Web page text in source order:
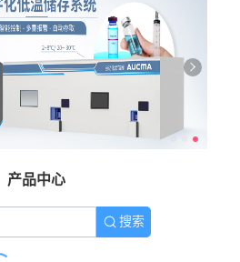
产品中心
搜索